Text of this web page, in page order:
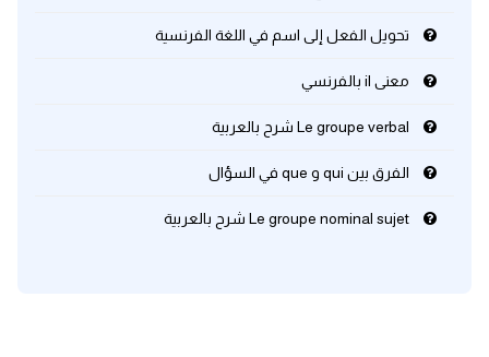
تحويل الفعل إلى اسم في اللغة الفرنسية
معنى il بالفرنسي
Le groupe verbal شرح بالعربية
الفرق بين qui و que في السؤال
Le groupe nominal sujet شرح بالعربية